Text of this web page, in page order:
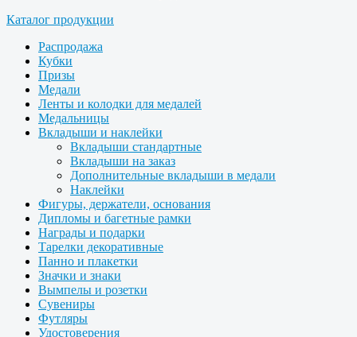
Каталог продукции
Распродажа
Кубки
Призы
Медали
Ленты и колодки для медалей
Медальницы
Вкладыши и наклейки
Вкладыши стандартные
Вкладыши на заказ
Дополнительные вкладыши в медали
Наклейки
Фигуры, держатели, основания
Дипломы и багетные рамки
Награды и подарки
Тарелки декоративные
Панно и плакетки
Значки и знаки
Вымпелы и розетки
Сувениры
Футляры
Удостоверения